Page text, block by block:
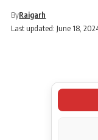
Last updated: June 18,
ByRaigarh